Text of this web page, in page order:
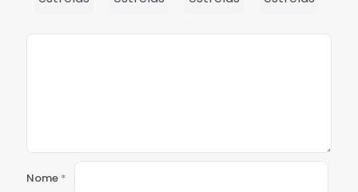
Nome *